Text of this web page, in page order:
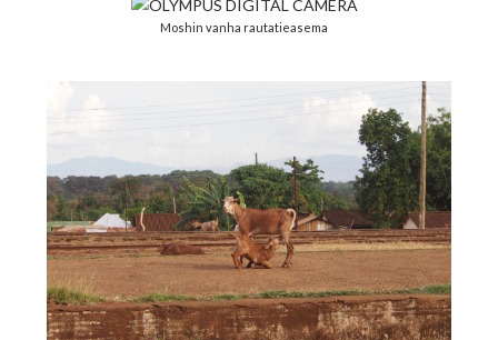
Moshin vanha rautatieasema